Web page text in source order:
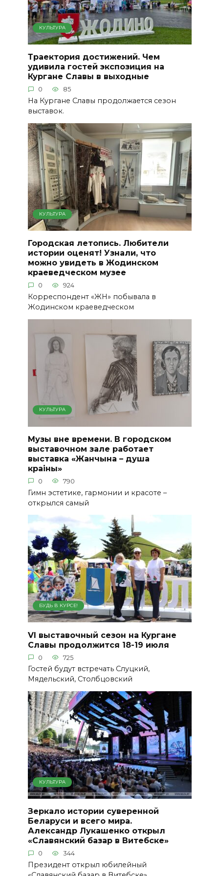
КУЛЬТУРА
Траектория достижений. Чем
удивила гостей экспозиция на
Кургане Славы в выходные
0 85
На Кургане Славы продолжается сезон
выставок.
КУЛЬТУРА
Городская летопись. Любители
истории оценят! Узнали, что
можно увидеть в Жодинском
краеведческом музее
0 924
Корреспондент «ЖН» побывала в
Жодинском краеведческом
КУЛЬТУРА
Музы вне времени. В городском
выставочном зале работает
выставка «Жанчына – душа
краіны»
0 790
Гимн эстетике, гармонии и красоте –
открылся самый
БУДЬ В КУРСЕ!
VI выставочный сезон на Кургане
Славы продолжится 18-19 июля
0 725
Гостей будут встречать Слуцкий,
Мядельский, Столбцовский
КУЛЬТУРА
Зеркало истории суверенной
Беларуси и всего мира.
Александр Лукашенко открыл
«Славянский базар в Витебске»
0 344
Президент открыл юбилейный